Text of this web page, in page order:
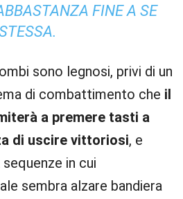
FINE A SE
sono legnosi, privi di un
di combattimento che il
a premere tasti a
di uscire vittoriosi, e
in cui
sembra alzare bandiera